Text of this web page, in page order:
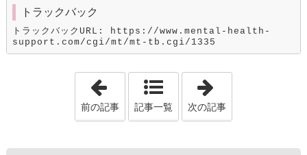
トラックバック
トラックバックURL: https://www.mental-health-
support.com/cgi/mt/mt-tb.cgi/1335
「ワークマンプラスへ行こう」
前の記事 記事一覧 次の記事